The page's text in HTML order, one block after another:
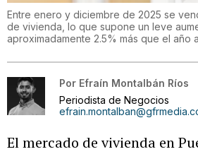
Entre enero y diciembre de 2025 se
de vivienda, lo que supone un leve
aproximadamente 2.5% más que el año
Por Efraín Montalbán Ríos
Periodista de Negocios
El mercado de vivienda en